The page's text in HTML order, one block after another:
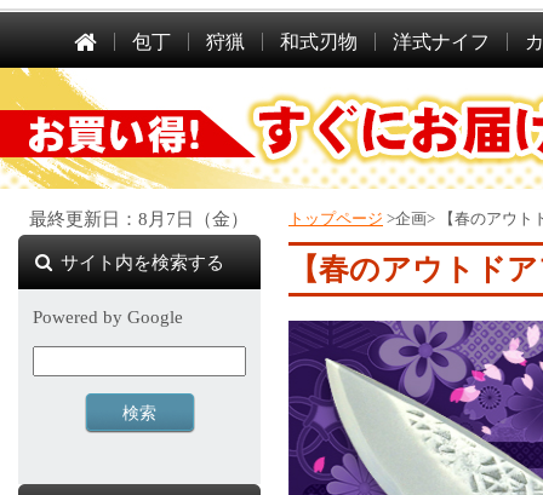
包丁 狩猟 和式刃物 洋式ナイフ
トップページ >企画> 【春のアウ
【春のアウトド
最終更新日：8月7日（金）
サイト内を検索する
Powered by Google